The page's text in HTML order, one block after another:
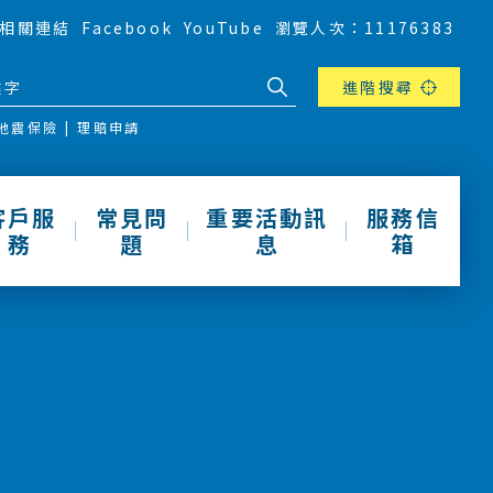
相關連結 Facebook YouTube 瀏覽人次：11176383
進階搜尋
震保險 理賠申請
戶服
務
常見問
題
重要活動訊
息
服務信
箱